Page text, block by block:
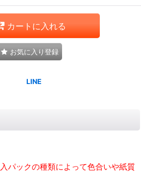
カートに入れる
お気に入り登録
パックの種類によって色合いや紙質